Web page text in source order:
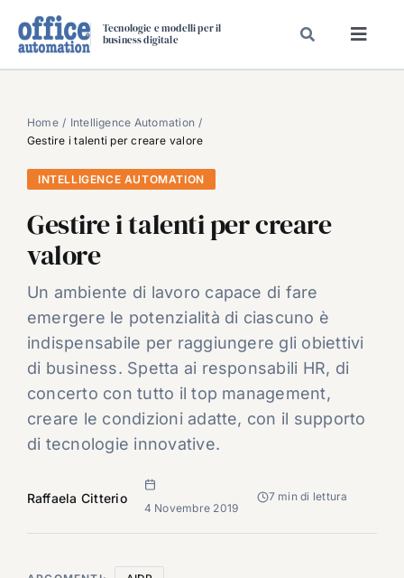
Tecnologie e modelli per il
business digitale
SPECIAL PAPER
TAVOLE ROTONDE DI REDAZIONE
DAL MERCATO
CARRIERE
VIDEO
EVENTI
CHI SIAMO
Home
Intelligence Automation
Gestire i talenti per creare valore
INTELLIGENCE AUTOMATION
Gestire i talenti per creare
valore
Un ambiente di lavoro capace di fare
emergere le potenzialità di ciascuno è
indispensabile per raggiungere gli obiettivi
di business. Spetta ai responsabili HR, di
concerto con tutto il top management,
creare le condizioni adatte, con il supporto
di tecnologie innovative.
Raffaela Citterio
4 Novembre 2019
7 min di lettura